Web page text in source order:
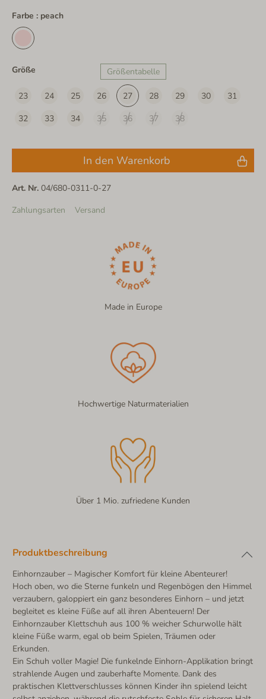
Farbe : peach
Größe Größentabelle
23 24 25 26 27 28 29 30
31
32
33 34 35 36 37 38
In den Warenkorb
Art. Nr. 04/680-0311-0-27
Zahlungsarten
Versand
Made in Europe
Hochwertige Naturmaterialien
Über 1 Mio. zufriedene Kunden
Produktbeschreibung
Einhornzauber – Magischer Komfort für kleine Abenteurer!
Hoch oben, wo die Sterne funkeln und Regenbögen den Himmel
verzaubern, galoppiert ein ganz besonderes Einhorn – und jetzt
begleitet es kleine Füße auf all ihren Abenteuern! Der
Einhornzauber Klettschuh aus 100 % weicher Schurwolle hält
kleine Füße warm, egal ob beim Spielen, Träumen oder
Erkunden.
Ein Schuh voller Magie! Die funkelnde Einhorn-Applikation bringt
strahlende Augen und zauberhafte Momente. Dank des
praktischen Klettverschlusses können Kinder ihn spielend leicht